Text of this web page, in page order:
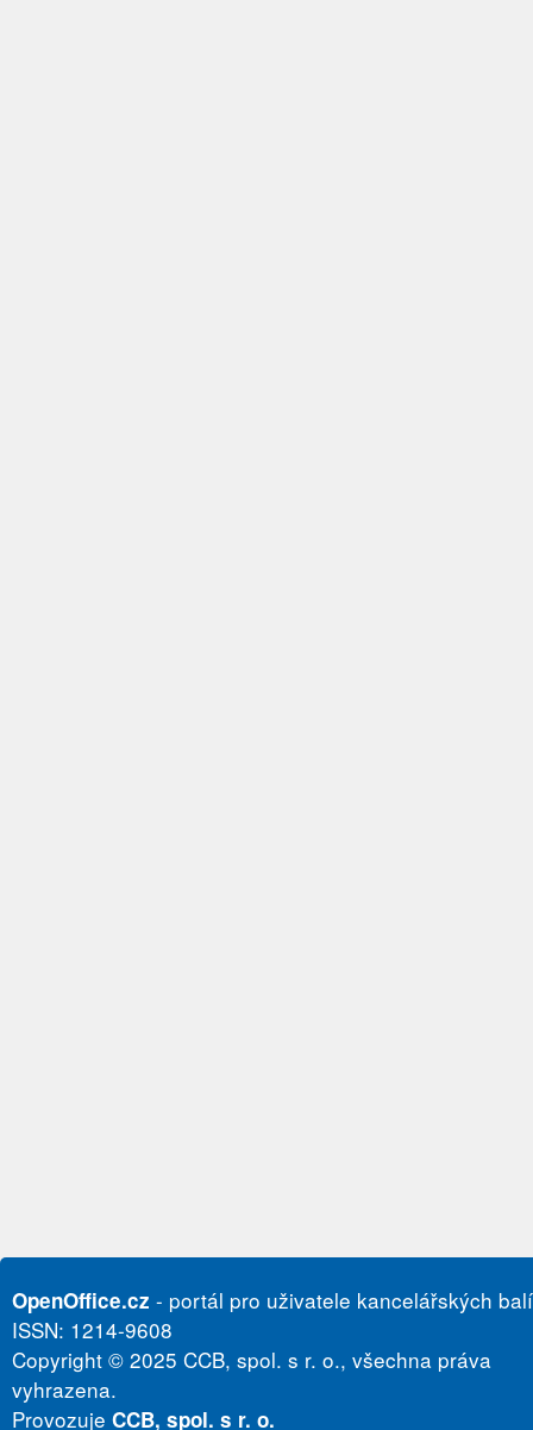
OpenOffice.cz - portál pro uživatele kancelářských
ISSN: 1214-9608
Copyright © 2025 CCB, spol. s r. o., všechna práva
vyhrazena.
Provozuje CCB, spol. s r. o.